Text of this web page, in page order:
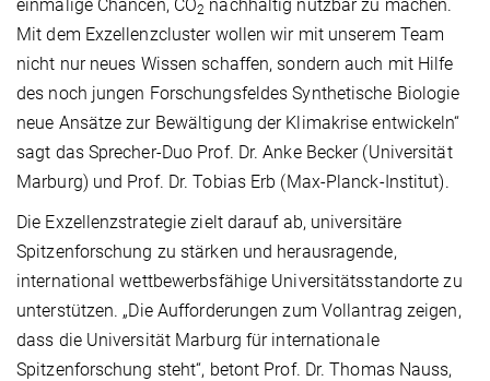
einmalige Chancen, CO2 nachhaltig nutzbar zu machen.
Mit dem Exzellenzcluster wollen wir mit unserem Team
nicht nur neues Wissen schaffen, sondern auch mit Hilfe
des noch jungen Forschungsfeldes Synthetische Biologie
neue Ansätze zur Bewältigung der Klimakrise entwickeln“
sagt das Sprecher-Duo Prof. Dr. Anke Becker (Universität
Marburg) und Prof. Dr. Tobias Erb (Max-Planck-Institut).
Die Exzellenzstrategie zielt darauf ab, universitäre
Spitzenforschung zu stärken und herausragende,
international wettbewerbsfähige Universitätsstandorte zu
unterstützen. „Die Aufforderungen zum Vollantrag zeigen,
dass die Universität Marburg für internationale
Spitzenforschung steht“, betont Prof. Dr. Thomas Nauss,